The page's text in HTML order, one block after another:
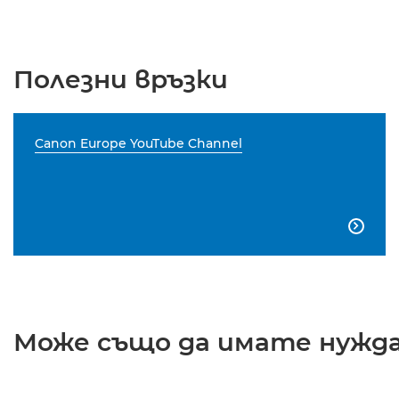
Полезни връзки
Canon Europe YouTube Channel

Може също да имате